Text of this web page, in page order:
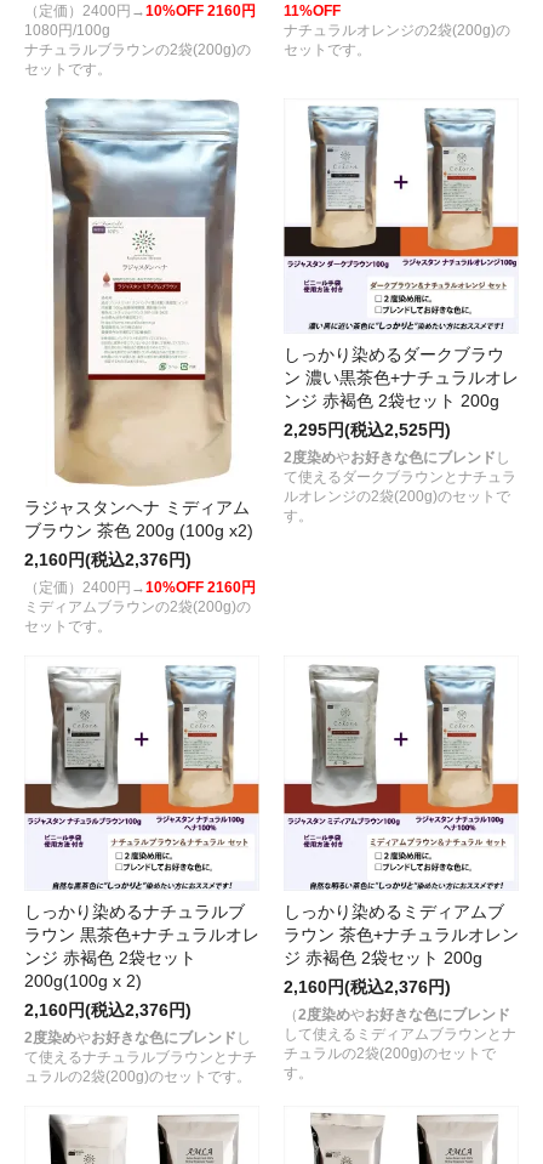
（定価）2400円→10%OFF 2160円
1080円/100g
ナチュラルブラウンの2袋(200g)の
セットです。
11%OFF
ナチュラルオレンジの2袋(200g)の
セットです。
ラジャスタンヘナ ミディアム
ブラウン 茶色 200g (100g x2)
2,160円(税込2,376円)
（定価）2400円→10%OFF 2160円
ミディアムブラウンの2袋(200g)の
セットです。
しっかり染めるダークブラウ
ン 濃い黒茶色+ナチュラルオレ
ンジ 赤褐色 2袋セット 200g
2,295円(税込2,525円)
2度染めやお好きな色にブレンド し
て使えるダークブラウンとナチュラ
ルオレンジの2袋(200g)のセットで
す。
しっかり染めるナチュラルブ
ラウン 黒茶色+ナチュラルオレ
ンジ 赤褐色 2袋セット
200g(100g x 2)
2,160円(税込2,376円)
2度染めやお好きな色にブレンド し
て使えるナチュラルブラウンとナチ
ュラルの2袋(200g)のセットです。
しっかり染めるミディアムブ
ラウン 茶色+ナチュラルオレン
ジ 赤褐色 2袋セット 200g
2,160円(税込2,376円)
（2度染めやお好きな色にブレンド
して使えるミディアムブラウンとナ
チュラルの2袋(200g)のセットで
す。